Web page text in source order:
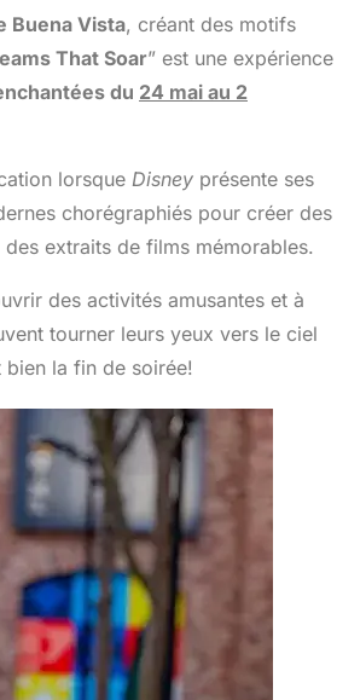
Buena Vista, créant des motifs
That Soar” est une expérience
du 24 mai au 2
lorsque Disney présente ses
chorégraphiés pour créer des
extraits de films mémorables.
des activités amusantes et à
tourner leurs yeux vers le ciel
bien la fin de soirée!